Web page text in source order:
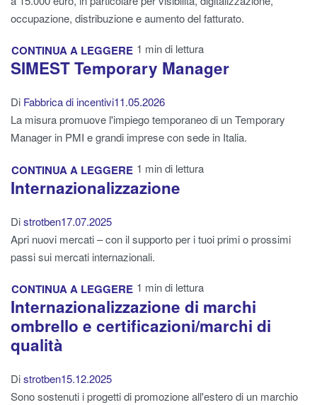
occupazione, distribuzione e aumento del fatturato.
CONTINUA A LEGGERE 1 min di lettura
SIMEST Temporary Manager
Di Fabbrica di incentivi11.05.2026
La misura promuove l'impiego temporaneo di un Temporary
Manager in PMI e grandi imprese con sede in Italia.
CONTINUA A LEGGERE 1 min di lettura
Internazionalizzazione
Distrotben17.07.2025
Apri nuovi mercati – con il supporto per i tuoi primi o prossimi
passi sui mercati internazionali.
CONTINUA A LEGGERE 1 min di lettura
Internazionalizzazione di marchi
ombrello e certificazioni/marchi di
qualità
Distrotben15.12.2025
Sono sostenuti i progetti di promozione all'estero di un marchio